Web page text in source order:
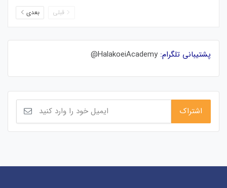
قبلی بعدی
پشتیبانی تلگرام: HalakoeiAcademy@